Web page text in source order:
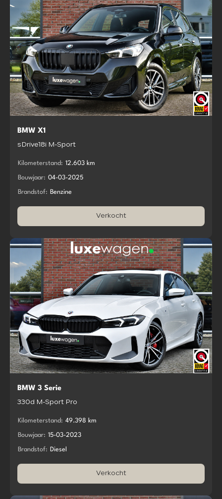
BMW X1
sDrive18i M-Sport
Kilometerstand: 12.603 km
Bouwjaar: 04-03-2025
Brandstof: Benzine
Verkocht
BMW 3 Serie
330d M-Sport Pro
Kilometerstand: 49.398 km
Bouwjaar: 15-03-2023
Brandstof: Diesel
Verkocht